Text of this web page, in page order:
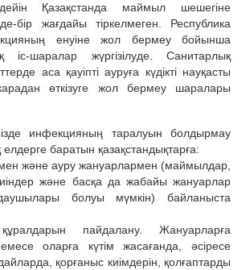
Қазақстанда маймыл шешегіне
бір жағдайы тіркелмеген. Республика
енуіне жол бермеу бойынша
іс-шаралар жүргізілуде. Санитарлық
аса қауіпті ауруға күдікті науқасты
өткізуге жол бермеу шаралары
инфекцияның таралуын болдырмау
баратын қазақстандықтарға:
және ауру жануарлармен (маймылдар,
және басқа да жабайы жануарлар
болуы мүмкін) байланыста
пайдалану. Жануарларға
оларға күтім жасағанда, әсіресе
қорғаныс киімдерін, қолғаптарды